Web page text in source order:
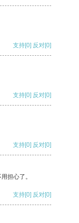
支持[0] 反对[0]
支持[0] 反对[0]
支持[0] 反对[0]
担心了。
支持[0] 反对[0]